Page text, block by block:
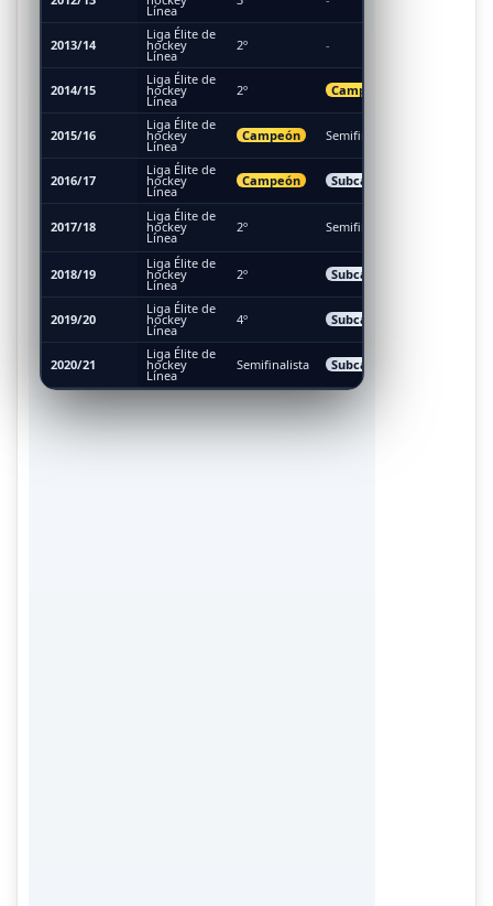
Línea
2013/14
Liga Élite de
hockey
Línea
2º -
2014/15
Liga Élite de
hockey
Línea
2º Campeón
2015/16
Liga Élite de
hockey
Línea
Campeón Semifinalista
2016/17
Liga Élite de
hockey
Línea
Campeón Subcampeón
2017/18
Liga Élite de
hockey
Línea
2º Semifinalista
2018/19
Liga Élite de
hockey
Línea
2º Subcampeón
2019/20
Liga Élite de
hockey
Línea
4º Subcampeón
2020/21
Liga Élite de
hockey
Línea
Semifinalista Subcampeón